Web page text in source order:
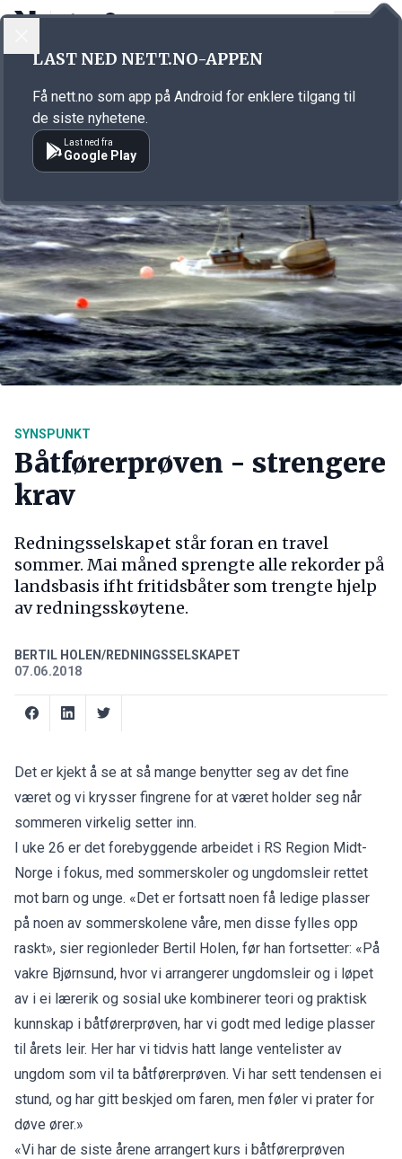
Annonsørinnhold
SYNSPUNKT
Båtførerprøven - strengere
krav
Redningsselskapet står foran en travel
sommer. Mai måned sprengte alle rekorder på
landsbasis ifht fritidsbåter som trengte hjelp
av redningsskøytene.
BERTIL HOLEN/REDNINGSSELSKAPET
07.06.2018
Det er kjekt å se at så mange benytter seg av det fine
været og vi krysser fingrene for at været holder seg når
sommeren virkelig setter inn.
I uke 26 er det forebyggende arbeidet i RS Region Midt-
Norge i fokus, med sommerskoler og ungdomsleir rettet
mot barn og unge. «Det er fortsatt noen få ledige plasser
på noen av sommerskolene våre, men disse fylles opp
raskt», sier regionleder Bertil Holen, før han fortsetter: «På
vakre Bjørnsund, hvor vi arrangerer ungdomsleir og i løpet
av i ei lærerik og sosial uke kombinerer teori og praktisk
kunnskap i båtførerprøven, har vi godt med ledige plasser
til årets leir. Her har vi tidvis hatt lange ventelister av
ungdom som vil ta båtførerprøven. Vi har sett tendensen ei
stund, og har gitt beskjed om faren, men føler vi prater for
døve ører.»
«Vi har de siste årene arrangert kurs i båtførerprøven
LAST NED NETT.NO-APPEN
Få nett.no som app på Android for enklere tilgang til
de siste nyhetene.
Last ned fra
Google Play